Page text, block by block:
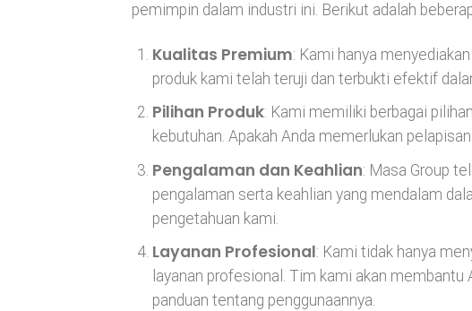
pemimpin dalam industri ini. Berikut adalah
Kualitas Premium: Kami hanya
produk kami telah teruji dan terbukti efektif
Pilihan Produk: Kami memiliki berbagai
kebutuhan. Apakah Anda memerlukan
Pengalaman dan Keahlian: Masa Group
pengalaman serta keahlian yang mendalam
pengetahuan kami.
Layanan Profesional: Kami tidak hanya
layanan profesional. Tim kami akan
panduan tentang penggunaannya.